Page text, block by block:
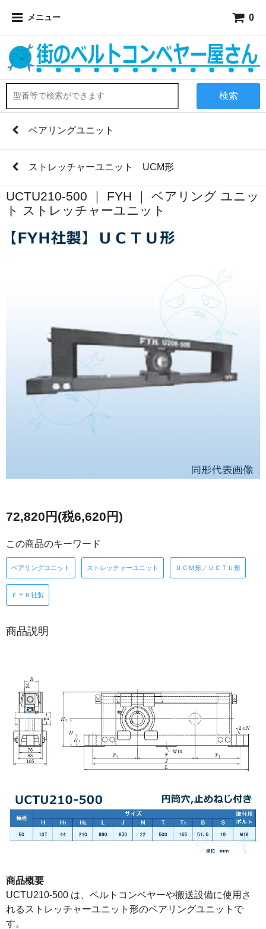
メニュー 0
検索
ベアリングユニット
ストレッチャーユニット UCM形
UCTU210-500 ｜ FYH ｜ ベアリング ユニッ
ト ストレッチャーユニット
72,820円(税6,620円)
この商品のキーワード
ベアリングユニット ストレッチャーユニット ＵＣＭ形／ＵＣＴＵ形
ＦＹＨ社製
商品説明
商品概要
UCTU210-500 は、ベルトコンベヤーや搬送設備に使用さ
れるストレッチャーユニット形のベアリングユニットで
す。